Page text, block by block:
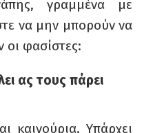
γραμμένα με
να μην μπορούν να
φασίστες:
ας τους πάρει
καινούρια. Υπάρχει